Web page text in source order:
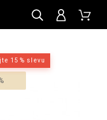
15 % slevu
CZ